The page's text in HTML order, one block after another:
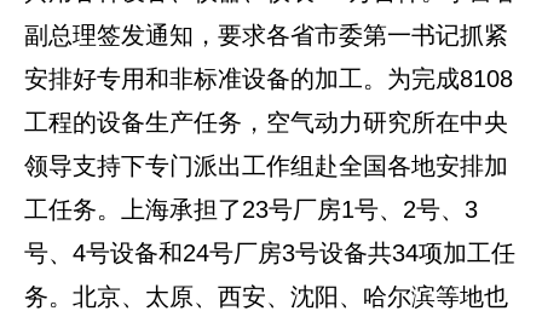
副总理签发通知，要求各省市委第一书记抓紧
安排好专用和非标准设备的加工。为完成8108
工程的设备生产任务，空气动力研究所在中央
领导支持下专门派出工作组赴全国各地安排加
工任务。上海承担了23号厂房1号、2号、3
号、4号设备和24号厂房3号设备共34项加工任
务。北京、太原、西安、沈阳、哈尔滨等地也